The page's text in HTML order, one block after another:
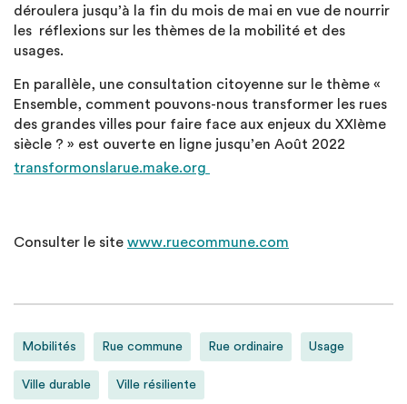
déroulera jusqu’à la fin du mois de mai en vue de nourrir
les réflexions sur les thèmes de la mobilité et des
usages.
En parallèle, une consultation citoyenne sur le thème «
Ensemble, comment pouvons-nous transformer les rues
des grandes villes pour faire face aux enjeux du XXIème
siècle ? » est ouverte en ligne jusqu’en Août 2022
transformonslarue.make.org
Consulter le site www.ruecommune.com
Mobilités Rue commune Rue ordinaire Usage
Ville durable Ville résiliente